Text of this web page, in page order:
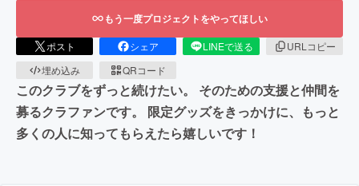
もう一度プロジェクトをやってほしい
ポスト シェア LINEで送る
URLコピー
埋め込み
QRコード
このクラブをずっと続けたい。 そのための支援と仲間を
募るクラファンです。 限定グッズをきっかけに、もっと
多くの人に知ってもらえたら嬉しいです！